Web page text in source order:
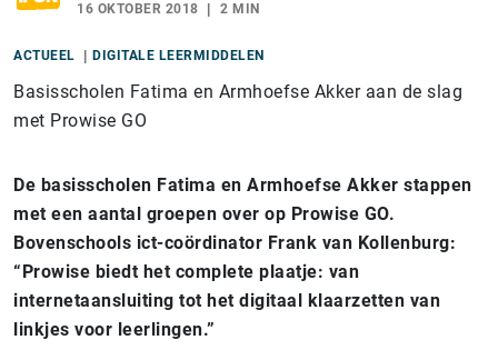
16 OKTOBER 2018 2 MIN
ACTUEEL DIGITALE LEERMIDDELEN
Basisscholen Fatima en Armhoefse Akker aan de slag
met Prowise GO
De basisscholen Fatima en Armhoefse Akker stappen
met een aantal groepen over op Prowise GO.
Bovenschools ict-coördinator Frank van Kollenburg:
“Prowise biedt het complete plaatje: van
internetaansluiting tot het digitaal klaarzetten van
linkjes voor leerlingen.”